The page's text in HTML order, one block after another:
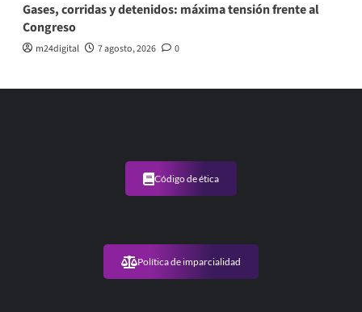
Gases, corridas y detenidos: máxima tensión frente al
Congreso
m24digital 7 agosto, 2026 0
Código de ética
Política de imparcialidad